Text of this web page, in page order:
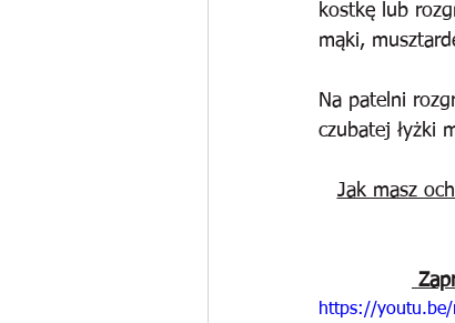
kostkę lub
mąki,
Na patelni
czubatej łyżki
Jak masz
https://youtu.be/